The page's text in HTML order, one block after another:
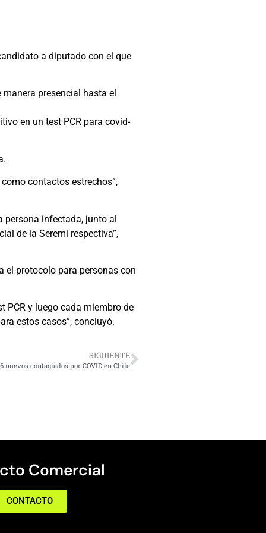
a diputado con el que
presencial hasta el
en un test PCR para covid-
contactos estrechos”,
persona infectada, junto al
de la Seremi respectiva”,
el protocolo para personas con
PCR y luego cada miembro de
estos casos”, concluyó.
SIGUIENTE
contagiados por COVID en Chile
Comercial
CONTACTO